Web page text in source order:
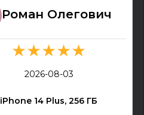
Роман Олегович
★★★★★
2026-08-03
iPhone 14 Plus, 256 ГБ